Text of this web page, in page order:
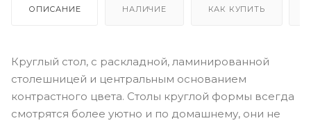
одной ножке Раздвижные и раскладные круглые столы
ОПИСАНИЕ НАЛИЧИЕ КАК КУПИТЬ
Круглый стол, с раскладной, ламинированной
столешницей и центральным основанием
контрастного цвета. Столы круглой формы всегда
смотрятся более уютно и по домашнему, они не